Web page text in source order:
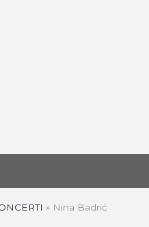
» Nina Badrić